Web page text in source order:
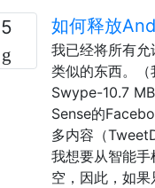
5 如何释放
我已经将所有
类似的东西。
Swype-10.7
Sense的
多内容（
我想要从智能
空，因此，如